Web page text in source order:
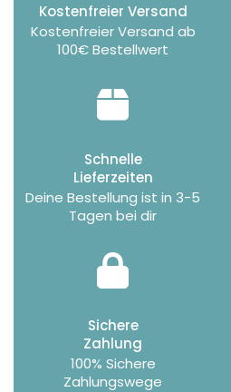
Kostenfreier Versand
Kostenfreier Versand ab
100€ Bestellwert
Schnelle
Lieferzeiten
Deine Bestellung ist in 3-5
Tagen bei dir
Sichere
Zahlung
100% Sichere
Zahlungswege